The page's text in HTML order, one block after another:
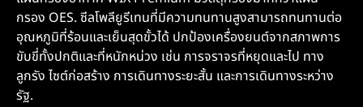
กรอง OES. ซีลโพลียูรีเทนที่มีความทนทานสูงสามารถทนทานต่อ
อุณหภูมิที่ร้อนและเย็นสุดขั้วได้ ปกป้องเครื่องยนต์จากสภาพการ
ขับขี่ทั้งปกติและที่หนักหน่วง เช่น การจราจรที่หยุดและไป ทาง
ลูกรัง ไซต์ก่อสร้าง การเดินทางระยะสั้น และการเดินทางระหว่าง
รัฐ.